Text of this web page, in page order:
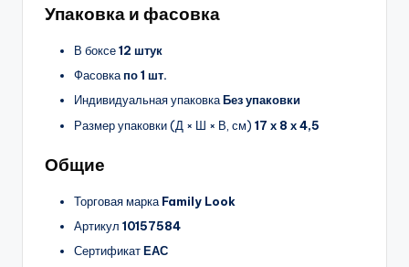
Упаковка и фасовка
В боксе12 штук
Фасовкапо 1 шт.
Индивидуальная упаковкаБез упаковки
Размер упаковки (Д × Ш × В, см) 17 х 8 х 4,5
Общие
Торговая марка Family Look
Артикул 10157584
СертификатЕАС